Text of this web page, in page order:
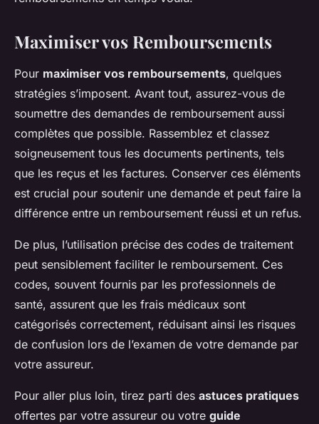
Maximiser vos Remboursements
Pour maximiser vos remboursements, quelques
stratégies s’imposent. Avant tout, assurez-vous de
soumettre des demandes de remboursement aussi
complètes que possible. Rassemblez et classez
soigneusement tous les documents pertinents, tels
que les reçus et les factures. Conserver ces éléments
est crucial pour soutenir une demande et peut faire la
différence entre un remboursement réussi et un refus.
De plus, l’utilisation précise des codes de traitement
peut sensiblement faciliter le remboursement. Ces
codes, souvent fournis par les professionnels de
santé, assurent que les frais médicaux sont
catégorisés correctement, réduisant ainsi les risques
de confusion lors de l’examen de votre demande par
votre assureur.
Pour aller plus loin, tirez parti des astuces pratiques
offertes par votre assureur ou votre guide